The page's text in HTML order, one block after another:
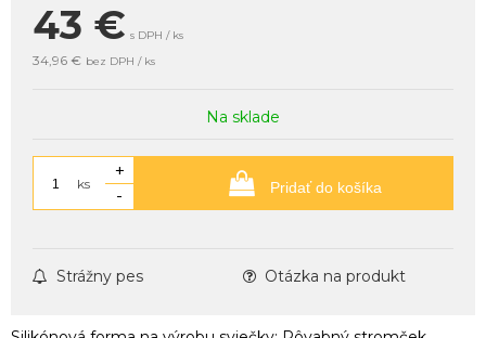
43 € s DPH / ks
34,96 € bez DPH / ks
Na sklade
ks
+
-
Pridať do košíka
Strážny pes Otázka na produkt